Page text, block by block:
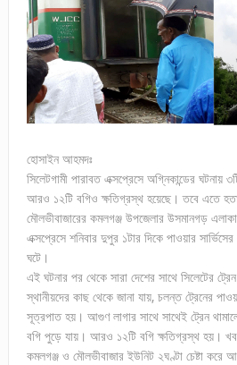
হোসাইন আহমদঃ
সিলেটগামী পারাবত এক্সপ্রেসে অগ্নিকান্ডের ঘটনায়
আরও ১২টি বগিও ক্ষতিগ্রস্থ হয়েছে। তবে এতে
মৌলভীবাজারের কমলগঞ্জ উপজেলার উসমানগড়
এক্সপ্রেসে শনিবার দুপুর ১টার দিকে পাওয়ার
ঘটে।
এই ঘটনার পর থেকে সারা দেশের সাথে সিলেটের
স্থানীয়দের কাছ থেকে জানা যায়, চলন্ত ট্রেনের
সূত্রপাত হয়। আগুণ লাগার সাথে সাথেই ট্রেন
বগি পুড়ে যায়। আরও ১২টি বগি ক্ষতিগ্রস্থ হয়। খবর
কমলগঞ্জ ও মৌলভীবাজার ইউনিট ২ঘণ্টা চেষ্টা করে